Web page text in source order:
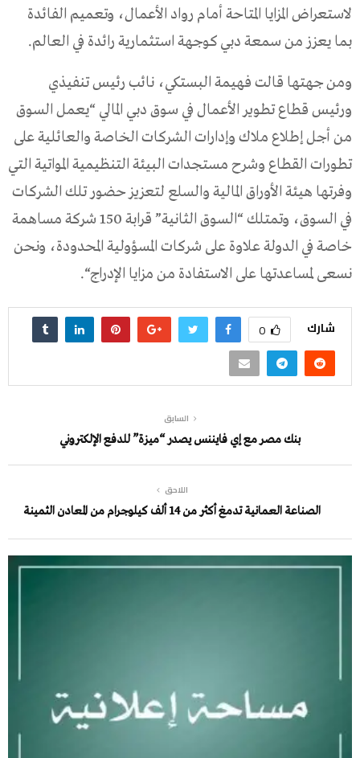
لاستعراض المزايا المتاحة أمام رواد الأعمال، وتعميم الفائدة
بما يعزز من سمعة دبي كوجهة استثمارية رائدة في العالم.
ومن جهتها قالت فهيمة البستكي، نائب رئيس تنفيذي
ورئيس قطاع تطوير الأعمال في سوق دبي المالي “يعمل السوق
من أجل إطلاع ملاك وإدارات الشركات الخاصة والعائلية على
تطورات القطاع وشرح مستجدات البيئة التنظيمية المواتية التي
وفرتها هيئة الأوراق المالية والسلع لتعزيز حضور تلك الشركات
في السوق، وتمتلك “السوق الثانية” قرابة 150 شركة مساهمة
خاصة في الدولة علاوة على شركات المسؤولية المحدودة، ونحن
نسعى لمساعدتها على الاستفادة من مزايا الإدراج“.
شارك 0
السابق
بنك مصر مع إي فايننس يصدر “ميزة” للدفع الإلكتروني
اللاحق
الصناعة العمانية تدمغ أكثر من 14 ألف كيلوجرام من المعادن الثمينة